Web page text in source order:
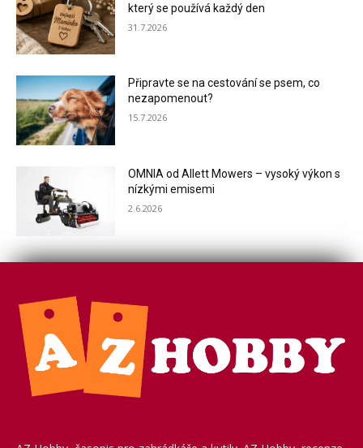
který se používá každý den
31.7.2026
Připravte se na cestování se psem, co
nezapomenout?
15.7.2026
OMNIA od Allett Mowers – vysoký výkon s
nízkými emisemi
2.6.2026